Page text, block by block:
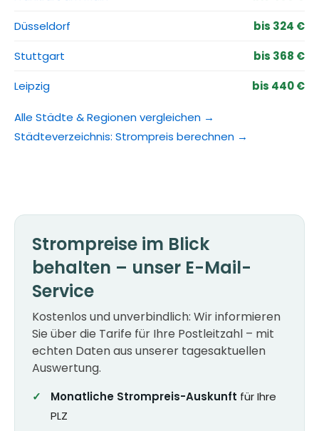
Düsseldorf
bis 324 €
Stuttgart
bis 368 €
Leipzig
bis 440 €
Alle Städte & Regionen vergleichen →
Städteverzeichnis: Strompreis berechnen →
Strompreise im Blick
behalten – unser E-Mail-
Service
Kostenlos und unverbindlich: Wir informieren
Sie über die Tarife für Ihre Postleitzahl – mit
echten Daten aus unserer tagesaktuellen
Auswertung.
Monatliche Strompreis-Auskunft für Ihre
PLZ